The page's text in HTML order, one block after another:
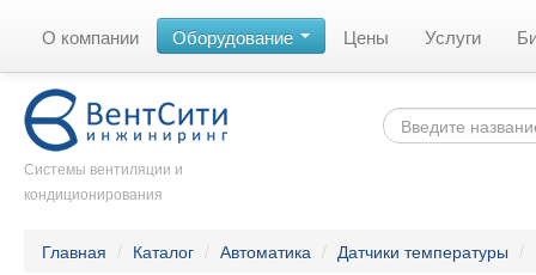
О компании Оборудование Цены Услуги
Системы вентиляции и
кондиционирования
Главная / Каталог / Автоматика / Датчики температуры /